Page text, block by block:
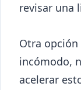
revisar una
Otra opción
incómodo,
acelerar